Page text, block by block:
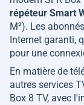
répéteur Smart
M²). Les
Internet garanti,
pour une
En matière de
autres services
Box 8 TV, avec